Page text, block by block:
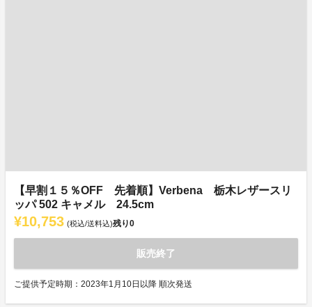
【早割１５％OFF 先着順】Verbena 栃木レザースリ
ッパ 502 キャメル 24.5cm
¥10,753 (税込/送料込)残り0
販売終了
ご提供予定時期：2023年1月10日以降 順次発送